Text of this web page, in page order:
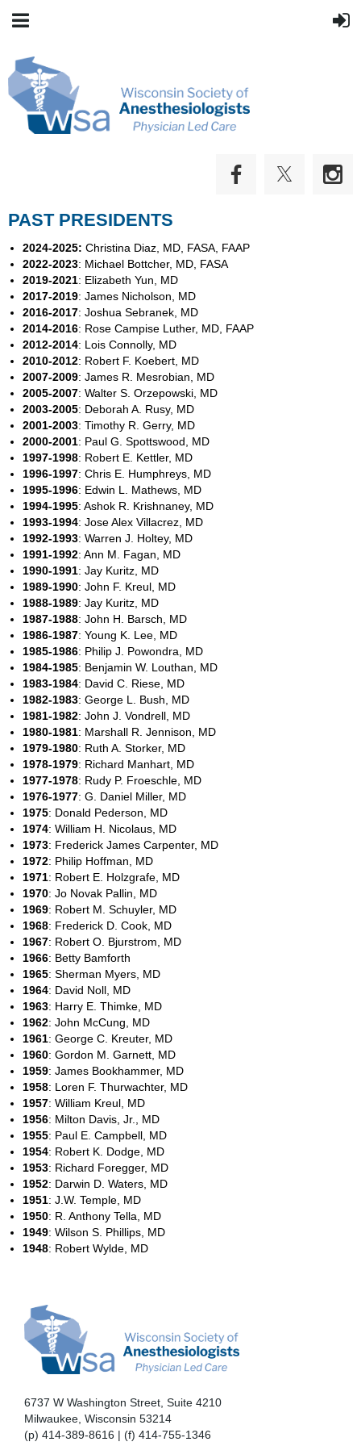
PAST PRESIDENTS
2024-2025: Christina Diaz, MD, FASA, FAAP
2022-2023: Michael Bottcher, MD, FASA
2019-2021: Elizabeth Yun, MD
2017-2019: James Nicholson, MD
2016-2017: Joshua Sebranek, MD
2014-2016: Rose Campise Luther, MD, FAAP
2012-2014: Lois Connolly, MD
2010-2012: Robert F. Koebert, MD
2007-2009: James R. Mesrobian, MD
2005-2007: Walter S. Orzepowski, MD
2003-2005: Deborah A. Rusy, MD
2001-2003: Timothy R. Gerry, MD
2000-2001: Paul G. Spottswood, MD
1997-1998: Robert E. Kettler, MD
1996-1997: Chris E. Humphreys, MD
1995-1996: Edwin L. Mathews, MD
1994-1995: Ashok R. Krishnaney, MD
1993-1994: Jose Alex Villacrez, MD
1992-1993: Warren J. Holtey, MD
1991-1992: Ann M. Fagan, MD
1990-1991: Jay Kuritz, MD
1989-1990: John F. Kreul, MD
1988-1989: Jay Kuritz, MD
1987-1988: John H. Barsch, MD
1986-1987: Young K. Lee, MD
1985-1986: Philip J. Powondra, MD
1984-1985: Benjamin W. Louthan, MD
1983-1984: David C. Riese, MD
1982-1983: George L. Bush, MD
1981-1982: John J. Vondrell, MD
1980-1981: Marshall R. Jennison, MD
1979-1980: Ruth A. Storker, MD
1978-1979: Richard Manhart, MD
1977-1978: Rudy P. Froeschle, MD
1976-1977: G. Daniel Miller, MD
1975: Donald Pederson, MD
1974: William H. Nicolaus, MD
1973: Frederick James Carpenter, MD
1972: Philip Hoffman, MD
1971: Robert E. Holzgrafe, MD
1970: Jo Novak Pallin, MD
1969: Robert M. Schuyler, MD
1968: Frederick D. Cook, MD
1967: Robert O. Bjurstrom, MD
1966: Betty Bamforth
1965: Sherman Myers, MD
1964: David Noll, MD
1963: Harry E. Thimke, MD
1962: John McCung, MD
1961: George C. Kreuter, MD
1960: Gordon M. Garnett, MD
1959: James Bookhammer, MD
1958: Loren F. Thurwachter, MD
1957: William Kreul, MD
1956: Milton Davis, Jr., MD
1955: Paul E. Campbell, MD
1954: Robert K. Dodge, MD
1953: Richard Foregger, MD
1952: Darwin D. Waters, MD
1951: J.W. Temple, MD
1950: R. Anthony Tella, MD
1949: Wilson S. Phillips, MD
1948: Robert Wylde, MD
6737 W Washington Street, Suite 4210
Milwaukee, Wisconsin 53214
(p) 414-389-8616 | (f) 414-755-1346